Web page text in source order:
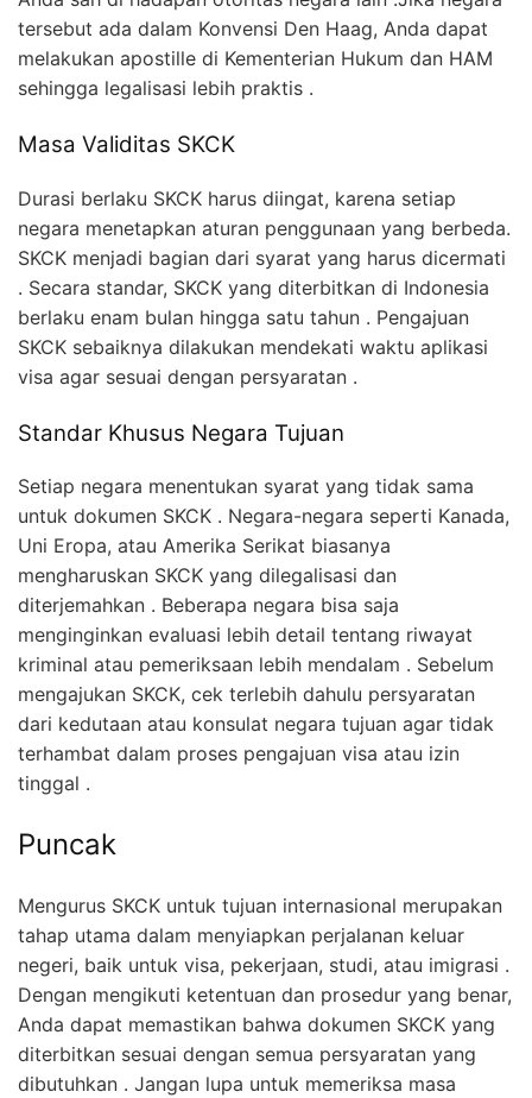
tersebut ada dalam Konvensi Den Haag, Anda dapat
melakukan apostille di Kementerian Hukum dan HAM
sehingga legalisasi lebih praktis .
Masa Validitas SKCK
Durasi berlaku SKCK harus diingat, karena setiap
negara menetapkan aturan penggunaan yang berbeda.
SKCK menjadi bagian dari syarat yang harus dicermati
. Secara standar, SKCK yang diterbitkan di Indonesia
berlaku enam bulan hingga satu tahun . Pengajuan
SKCK sebaiknya dilakukan mendekati waktu aplikasi
visa agar sesuai dengan persyaratan .
Standar Khusus Negara Tujuan
Setiap negara menentukan syarat yang tidak sama
untuk dokumen SKCK . Negara-negara seperti Kanada,
Uni Eropa, atau Amerika Serikat biasanya
mengharuskan SKCK yang dilegalisasi dan
diterjemahkan . Beberapa negara bisa saja
menginginkan evaluasi lebih detail tentang riwayat
kriminal atau pemeriksaan lebih mendalam . Sebelum
mengajukan SKCK, cek terlebih dahulu persyaratan
dari kedutaan atau konsulat negara tujuan agar tidak
terhambat dalam proses pengajuan visa atau izin
tinggal .
Puncak
Mengurus SKCK untuk tujuan internasional merupakan
tahap utama dalam menyiapkan perjalanan keluar
negeri, baik untuk visa, pekerjaan, studi, atau imigrasi .
Dengan mengikuti ketentuan dan prosedur yang benar,
Anda dapat memastikan bahwa dokumen SKCK yang
diterbitkan sesuai dengan semua persyaratan yang
dibutuhkan . Jangan lupa untuk memeriksa masa